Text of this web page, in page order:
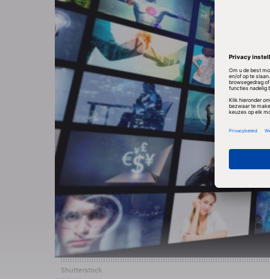
Shutterstock